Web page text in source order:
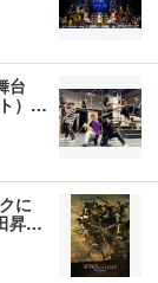
台
）…
に
昇…